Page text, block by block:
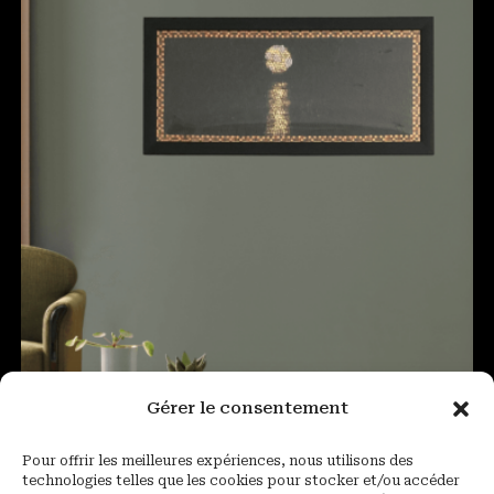
Gérer le consentement
Pour offrir les meilleures expériences, nous utilisons des
technologies telles que les cookies pour stocker et/ou accéder